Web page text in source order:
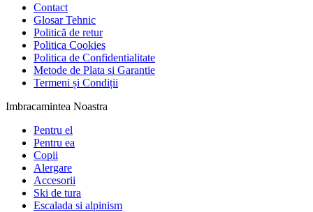
Contact
Glosar Tehnic
Politică de retur
Politica Cookies
Politica de Confidentialitate
Metode de Plata si Garantie
Termeni și Condiții
Imbracamintea Noastra
Pentru el
Pentru ea
Copii
Alergare
Accesorii
Ski de tura
Escalada si alpinism